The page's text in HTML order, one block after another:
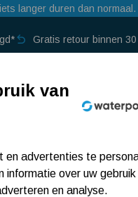
langer duren dan normaal.
Gratis retour binnen
van
advertenties te
over uw gebruik
en analyse.